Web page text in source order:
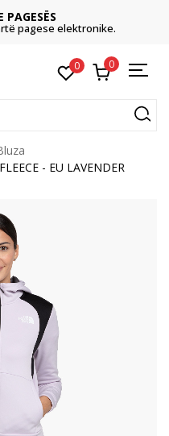
PAGESËS
pagese elektronike.
0 0
- EU LAVENDER